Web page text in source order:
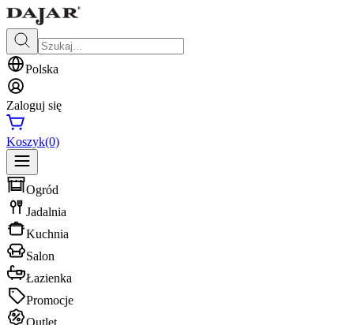
Polska
Zaloguj się
Koszyk(0)
Ogród
Jadalnia
Kuchnia
Salon
Łazienka
Promocje